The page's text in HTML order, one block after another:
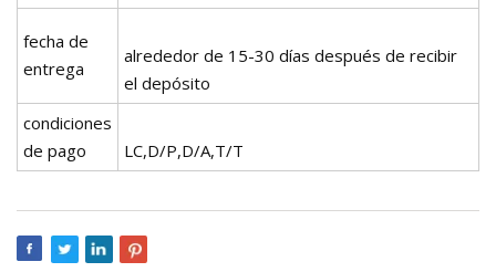
fecha de
entrega
alrededor de 15-30 días después de recibir
el depósito
condiciones
de pago
LC,D/P,D/A,T/T